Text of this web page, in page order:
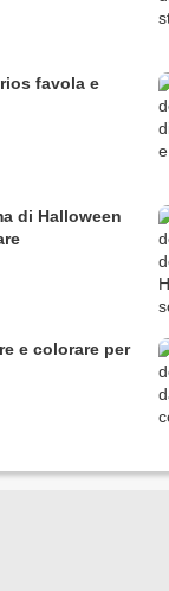
favola e
di Halloween
e colorare per